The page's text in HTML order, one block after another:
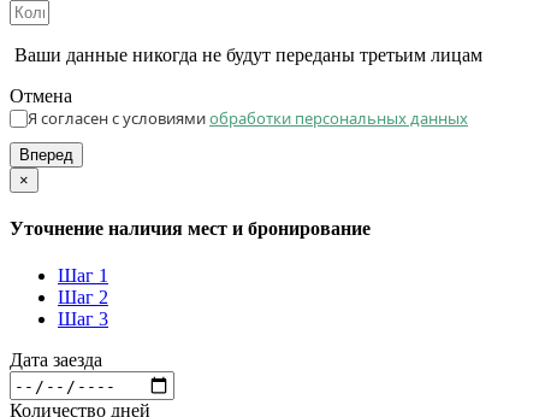
Ваши данные никогда не будут переданы третьим лицам
Отмена
Я согласен с условиямиобработки персональных данных
Вперед
×
Уточнение наличия мест и бронирование
Шаг 1
Шаг 2
Шаг 3
Дата заезда
Количество дней